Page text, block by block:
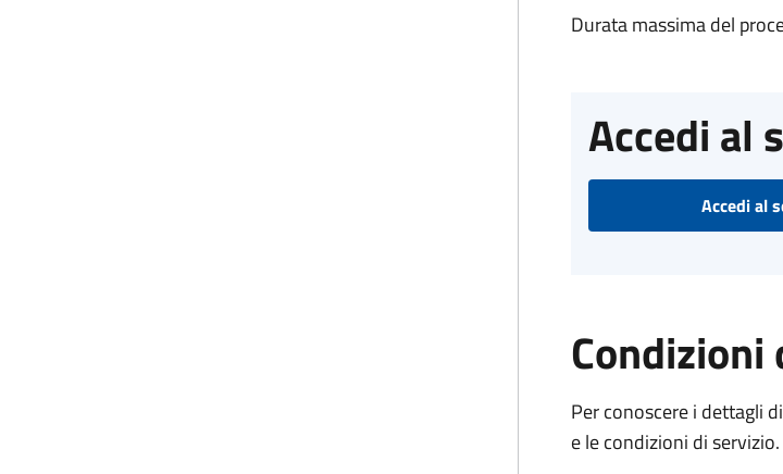
Durata massima del
Accedi al
Accedi al
Per conoscere i dettagli
e le condizioni di servizio.